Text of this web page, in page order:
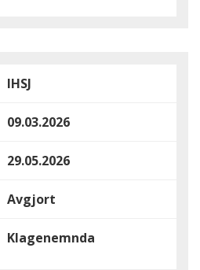
IHSJ
09.03.2026
29.05.2026
Avgjort
Klagenemnda